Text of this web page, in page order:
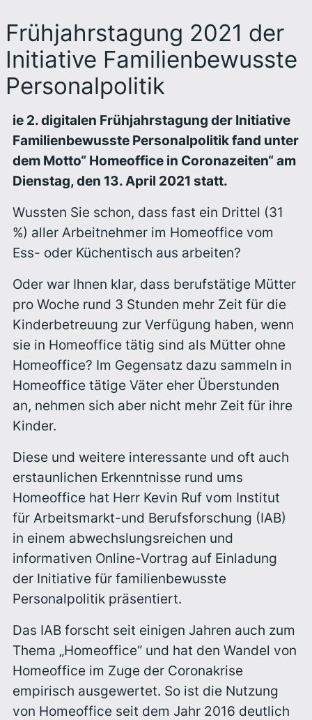
Frühjahrstagung 2021 der
Initiative Familienbewusste
Personalpolitik
ie 2. digitalen Frühjahrstagung der Initiative
Familienbewusste Personalpolitik fand unter
dem Motto“ Homeoffice in Coronazeiten“ am
Dienstag, den 13. April 2021 statt.
Wussten Sie schon, dass fast ein Drittel (31
%) aller Arbeitnehmer im Homeoffice vom
Ess- oder Küchentisch aus arbeiten?
Oder war Ihnen klar, dass berufstätige Mütter
pro Woche rund 3 Stunden mehr Zeit für die
Kinderbetreuung zur Verfügung haben, wenn
sie in Homeoffice tätig sind als Mütter ohne
Homeoffice? Im Gegensatz dazu sammeln in
Homeoffice tätige Väter eher Überstunden
an, nehmen sich aber nicht mehr Zeit für ihre
Kinder.
Diese und weitere interessante und oft auch
erstaunlichen Erkenntnisse rund ums
Homeoffice hat Herr Kevin Ruf vom Institut
für Arbeitsmarkt-und Berufsforschung (IAB)
in einem abwechslungsreichen und
informativen Online-Vortrag auf Einladung
der Initiative für familienbewusste
Personalpolitik präsentiert.
Das IAB forscht seit einigen Jahren auch zum
Thema „Homeoffice“ und hat den Wandel von
Homeoffice im Zuge der Coronakrise
empirisch ausgewertet. So ist die Nutzung
von Homeoffice seit dem Jahr 2016 deutlich